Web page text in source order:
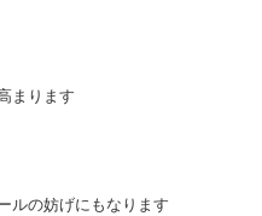
まります
ルの妨げにもなります